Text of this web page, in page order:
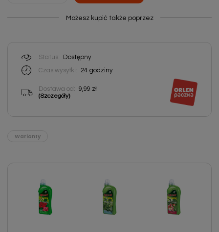
Możesz kupić także poprzez
Status:
Dostępny
Czas wysyłki:
24 godziny
Dostawa od: 9,99 zł
(Szczegóły)
Warianty